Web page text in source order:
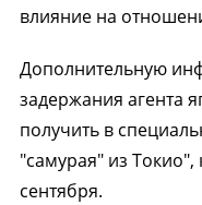
влияние на
Дополнительную
задержания агента
получить в
"самурая" из
сентября.